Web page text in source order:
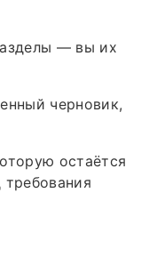
— вы их
черновик,
остаётся
требования